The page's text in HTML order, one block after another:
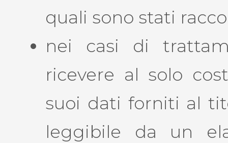
quali sono stati
nei casi di
ricevere al solo
suoi dati forniti al
leggibile da un